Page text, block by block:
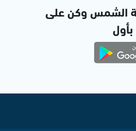
الشمس وكن على
بأول